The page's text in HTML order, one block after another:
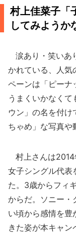
村上佳菜子「
してみようか
涙あり・笑いあ
かれている、人気
ペーンは「ピーナ
うまくいかなく
ウン」の名を付
ちゃめ」な写真や
村上さんは2014
女子シングル代表
た。3歳からフィ
からだ。ソニー・
い頃から感情を豊
きた姿が本キャ